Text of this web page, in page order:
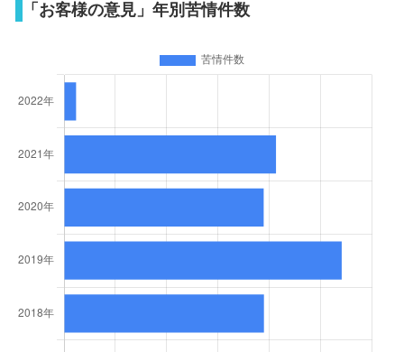
「お客様の意見」年別苦情件数